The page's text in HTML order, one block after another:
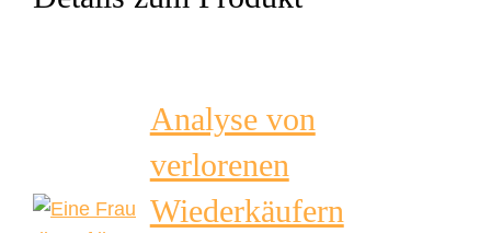
Analyse von
verlorenen
Wiederkäufern